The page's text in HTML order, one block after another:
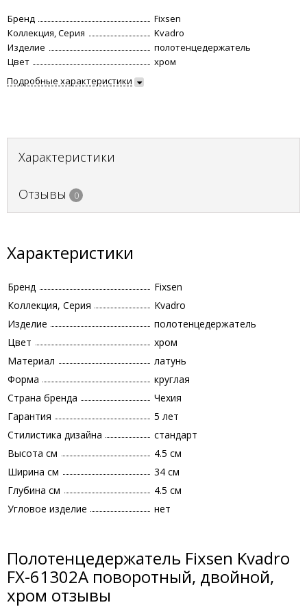
Бренд
Fixsen
Коллекция, Серия
Kvadro
Изделие
полотенцедержатель
Цвет
хром
Подробные характеристики
Характеристики
Отзывы 0
Характеристики
Бренд
Fixsen
Коллекция, Серия
Kvadro
Изделие
полотенцедержатель
Цвет
хром
Материал
латунь
Форма
круглая
Страна бренда
Чехия
Гарантия
5 лет
Стилистика дизайна
стандарт
Высота см
4.5 см
Ширина см
34 см
Глубина см
4.5 см
Угловое изделие
нет
Полотенцедержатель Fixsen Kvadro
FX-61302A поворотный, двойной,
хром отзывы